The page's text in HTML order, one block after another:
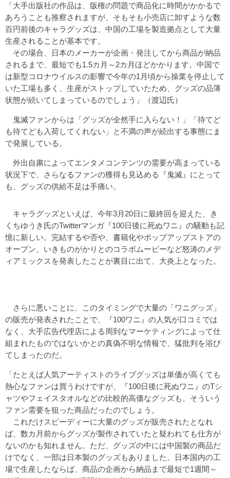
「大手出版社の作品は、版権の問題で商品化に時間がかかるで
あろうことも推察されますが、そもそも小売店に卸すような数
百円前後のキャラグッズは、中国の工場を製造拠点として大量
生産されることが基本です。
その場合、日本のメーカーが企画・発注してから商品が納品
されるまで、最短でも1.5カ月～2カ月ほどかかります。中国で
は新型コロナウイルスの影響で今年の1月頃から操業を停止して
いた工場も多く、生産がストップしていたため、グッズの品薄
状態が続いてしまっているのでしょう」（渡辺氏）
鬼滅ファンからは「グッズが全然手に入らない！」「待てど
も待てども入荷してくれない」と不満の声が続出する事態にま
で発展している。
外出自粛によってエンタメコンテンツの需要が高まっている
状況下で、さらなるファンの獲得も見込める『鬼滅』にとって
も、グッズの供給不足は手痛い。
キャラグッズといえば、今年3月20日に最終回を迎えた、き
くちゆうき氏のTwitterマンガ『100日後に死ぬワニ』の騒動も記
憶に新しい。完結するや否や、書籍化やポップアップストアの
オープン、いきものがかりとのコラボムービーなど怒涛のメデ
ィアミックスを発表したことが裏目に出て、大炎上となった。
さらに悪いことに、このタイミングで大量の「ワニグッズ」
の販売が発表されたことで、『100ワニ』の人気が口コミでは
なく、大手広告代理店による周到なマーケティングによって仕
組まれたものではないかとの真偽不明な情報で、猛批判を浴び
てしまったのだ。
「たとえば人気アーティストのライブグッズは単価が高くても
熱心なファンは買うわけですが、『100日後に死ぬワニ』のTシ
ャツやフェイスタオルなどの比較的高価なグッズも、そういう
ファン需要を狙った商品だったのでしょう。
これだけスピーディーに大量のグッズが販売されたとなれ
ば、数カ月前からグッズが製作されていたと疑われても仕方が
ないのかも知れません。ただ、グッズの中には中国製の商品だ
けでなく、一部は日本製のグッズもありました。日本国内の工
場で生産したならば、商品の企画から納品まで最短で1週間～